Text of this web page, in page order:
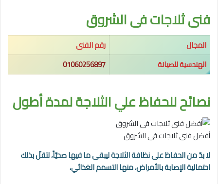
فنى ثلاجات فى الشروق
المجال
رقم الفنى
الهندسية للصيانة
01060256897
نصائح للحفاظ علي الثلاجة لمدة أطول
أفضل فنى ثلاجات فى الشروق
لا بدّ من الحفاظ على نظافة الثلاجة ليبقى ما فيها صحيّاً، لتقلّ بذلك
احتمالية الإصابة بالأمراض، منها التسمم الغذائي،